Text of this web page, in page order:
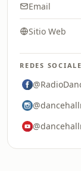
Email
Sitio Web
REDES